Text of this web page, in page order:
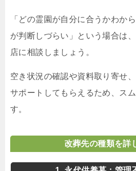
「どの霊園が自分に合うかわか
が判断しづらい」という場合は
店に相談しましょう。
空き状況の確認や資料取り寄せ
サポートしてもらえるため、ス
す。
改葬先の種類を詳